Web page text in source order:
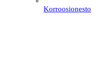
Korroosionesto